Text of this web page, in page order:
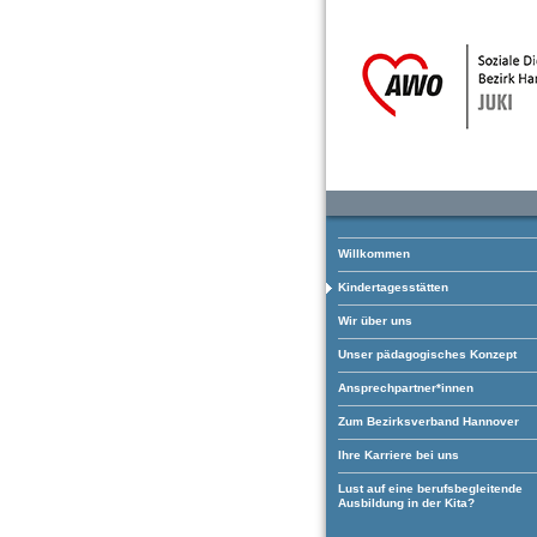
Willkommen
Kindertagesstätten
Wir über uns
Unser pädagogisches Konzept
Ansprechpartner*innen
Zum Bezirksverband Hannover
Ihre Karriere bei uns
Lust auf eine berufsbegleitende
Ausbildung in der Kita?